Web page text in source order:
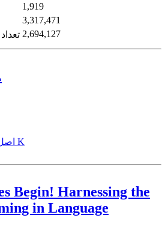
1,919
3,317,471
2,694,127
119.56 K
Begin! Harnessing the
in Language